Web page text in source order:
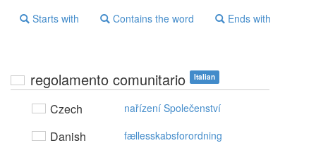
Starts with Contains the word Ends with
regolamento comunitario Italian
Czech nařízení Společenství
Danish fællesskabsforordning